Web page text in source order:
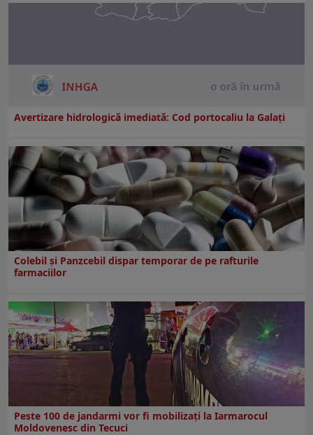
Avertizare hidrologică imediată: Cod portocaliu la Galaţi
Colebil și Panzcebil dispar temporar de pe rafturile
farmaciilor
Peste 100 de jandarmi vor fi mobilizați la Iarmarocul
Moldovenesc din Tecuci